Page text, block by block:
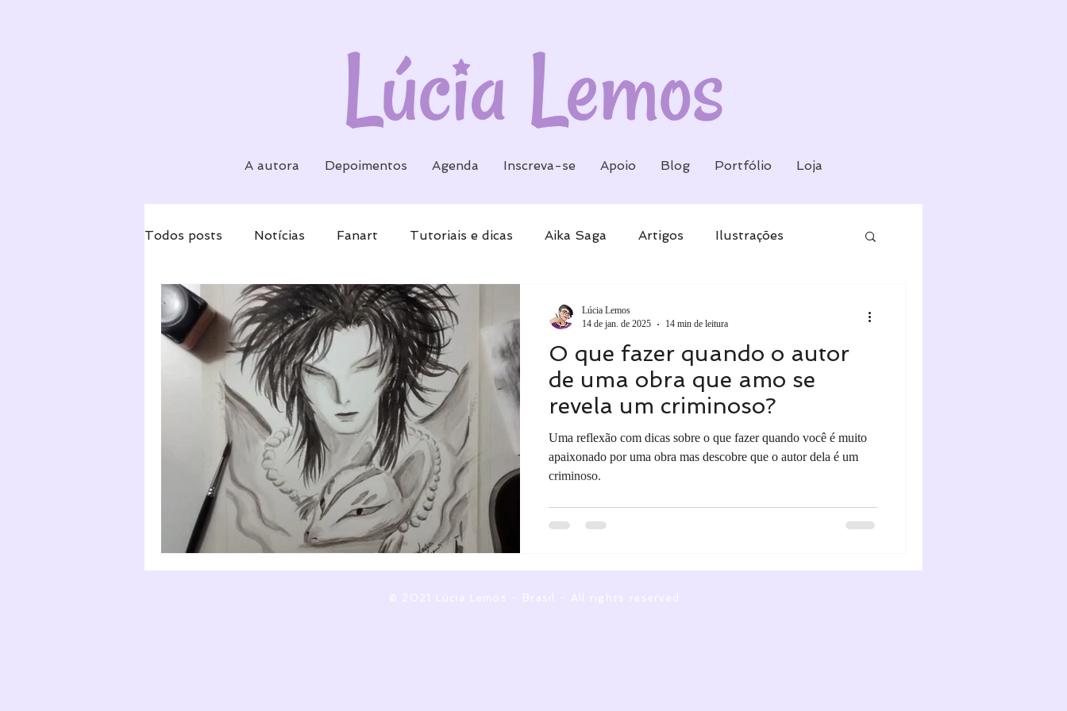
A autora Depoimentos Agenda Inscreva-se Apoio Blog Portfólio Loja
Todos posts Notícias Fanart Tutoriais e dicas Aika Saga Artigos Ilustrações
Reflexões Eventos
O que fazer quando o autor
de uma obra que amo se
revela um criminoso?
Uma reflexão com dicas sobre o que fazer quando você é muito
apaixonado por uma obra mas descobre que o autor dela é um
criminoso.
Lúcia Lemos
14 de jan. de 2025
14 min de leitura
© 2021 Lúcia Lemos - Brasil - All rights reserved